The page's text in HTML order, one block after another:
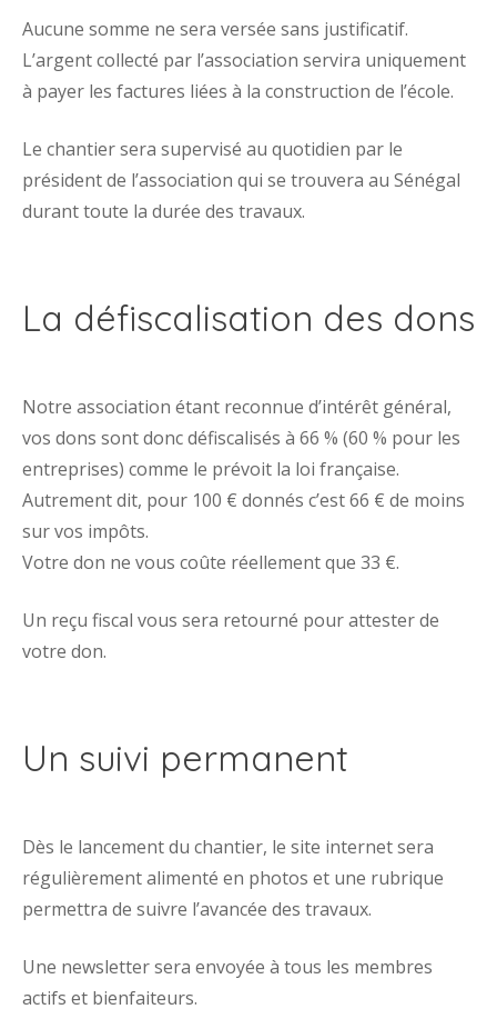
Aucune somme ne sera versée sans justificatif.
L’argent collecté par l’association servira uniquement
à payer les factures liées à la construction de l’école.
Le chantier sera supervisé au quotidien par le
président de l’association qui se trouvera au Sénégal
durant toute la durée des travaux.
La défiscalisation des dons
Notre association étant reconnue d’intérêt général,
vos dons sont donc défiscalisés à 66 % (60 % pour les
entreprises) comme le prévoit la loi française.
Autrement dit, pour 100 € donnés c’est 66 € de moins
sur vos impôts.
Votre don ne vous coûte réellement que 33 €.
Un reçu fiscal vous sera retourné pour attester de
votre don.
Un suivi permanent
Dès le lancement du chantier, le site internet sera
régulièrement alimenté en photos et une rubrique
permettra de suivre l’avancée des travaux.
Une newsletter sera envoyée à tous les membres
actifs et bienfaiteurs.